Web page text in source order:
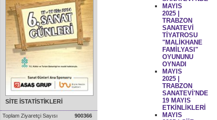
SİTE İSTATİSTİKLERİ
Toplam Ziyaretçi Sayısı
900366
MAYIS
2025 |
TRABZON
SANATEVİ
TİYATROSU
"MALİKHANE
FAMİLYASI"
OYUNUNU
OYNADI
MAYIS
2025 |
TRABZON
SANATEVİ'NDE
19 MAYIS
ETKİNLİKLERİ
MAYIS